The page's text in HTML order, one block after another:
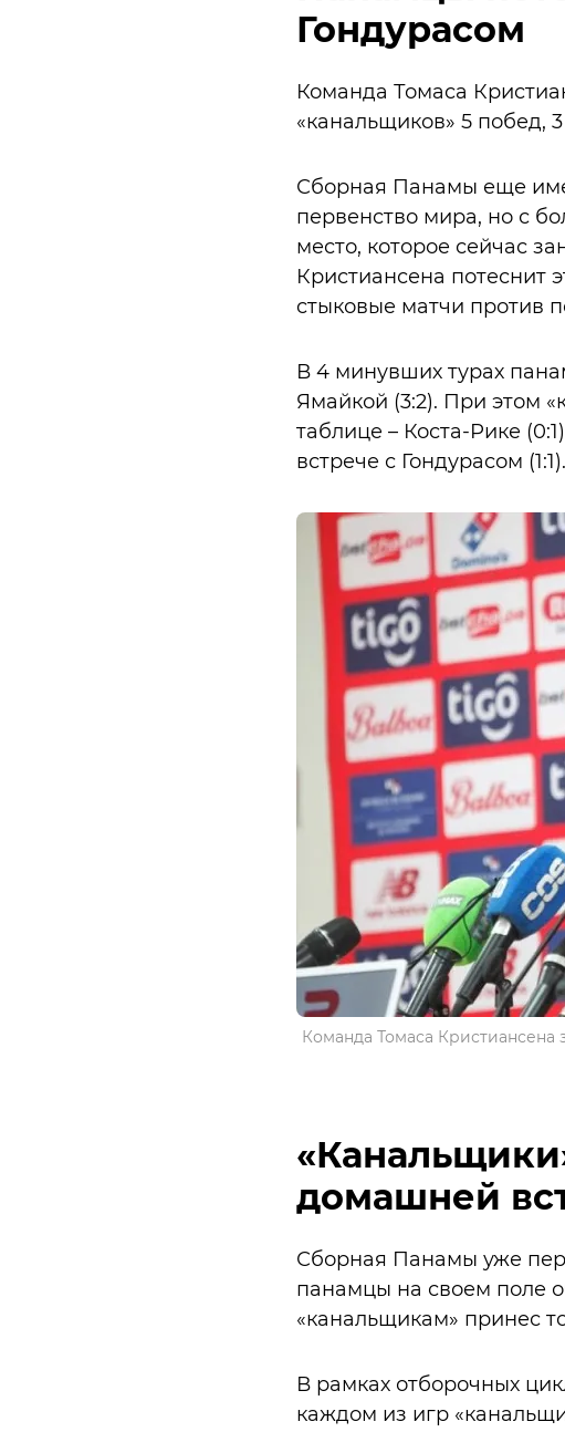
Гондурасом
Команда Томаса
«канальщиков» 5 побед,
Сборная Панамы еще
первенство мира, но с
место, которое сейчас
Кристиансена потеснит
стыковые матчи против
В 4 минувших турах
Ямайкой (3:2). При этом
таблице – Коста-Рике
встрече с Гондурасом (1:1).
Команда Томаса Кристиансена
домашней
Сборная Панамы уже
панамцы на своем поле
«канальщикам» принес
В рамках отборочных
каждом из игр